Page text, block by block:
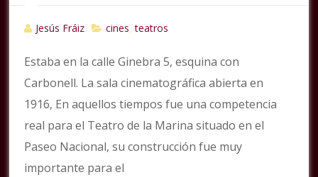
Jesús Fráiz cines ,teatros
Estaba en la calle Ginebra 5, esquina con
Carbonell. La sala cinematográfica abierta en
1916, En aquellos tiempos fue una competencia
real para el Teatro de la Marina situado en el
Paseo Nacional, su construcción fue muy
importante para el